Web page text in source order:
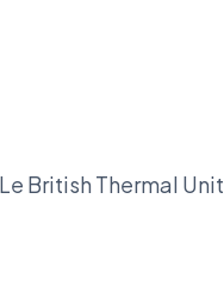
British Thermal Unit